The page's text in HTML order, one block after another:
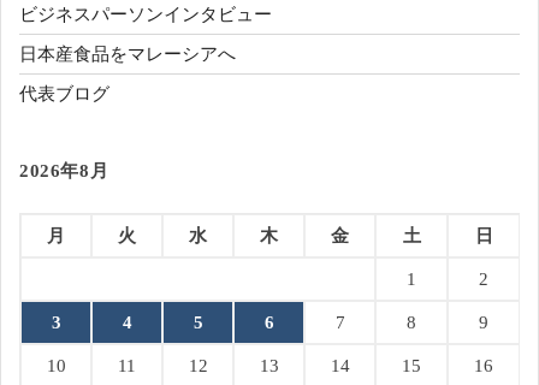
ビジネスパーソンインタビュー
日本産食品をマレーシアへ
代表ブログ
2026年8月
月 火 水 木 金 土 日
1 2
3 4 5 6 7 8 9
10 11 12 13 14 15 16